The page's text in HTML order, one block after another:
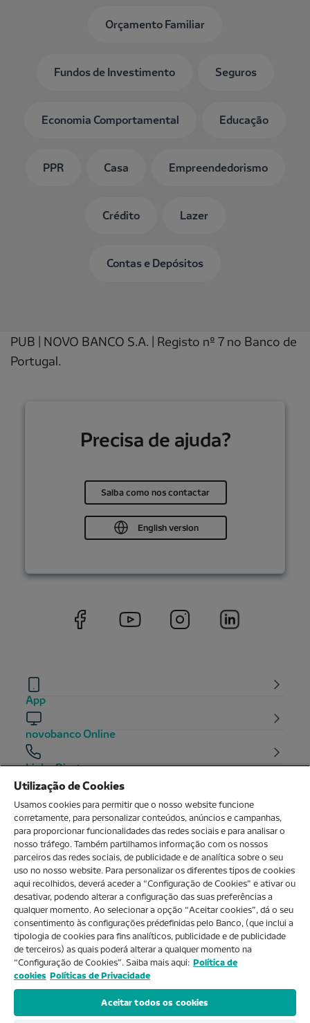
Orçamento Familiar
Fundos de Investimento Seguros
Economia Comportamental Educação
PPR Casa Empreendedorismo
Crédito Lazer
Contas e Depósitos
PUB | NOVO BANCO S.A. | Registo nº 7 no Banco de
Portugal.
Precisa de ajuda?
Saiba como nos contactar
English version
App
novobanco Online
Linha Direta
Balcões
O MEU NOVOBANCO
Sobre nós
Ajuda e FAQs
Produtos e Serviços
Utilização de Cookies
Usamos cookies para permitir que o nosso website funcione
corretamente, para personalizar conteúdos, anúncios e campanhas,
para proporcionar funcionalidades das redes sociais e para analisar o
nosso tráfego. Também partilhamos informação com os nossos
parceiros das redes sociais, de publicidade e de analítica sobre o seu
uso no nosso website. Para personalizar os diferentes tipos de cookies
aqui recolhidos, deverá aceder a “Configuração de Cookies” e ativar ou
desativar, podendo alterar a configuração das suas preferências a
qualquer momento. Ao selecionar a opção “Aceitar cookies”, dá o seu
consentimento às configurações prédefinidas pelo Banco, (que inclui a
tipologia de cookies para fins analíticos, publicidade e de publicidade
de terceiros) as quais poderá alterar a qualquer momento na
“Configuração de Cookies”. Saiba mais aqui: Política de
cookies Políticas de Privacidade
Aceitar todos os cookies